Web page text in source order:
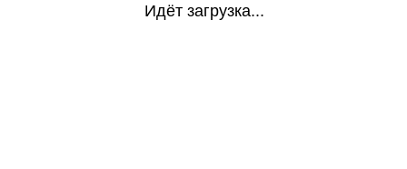
Идёт загрузка...